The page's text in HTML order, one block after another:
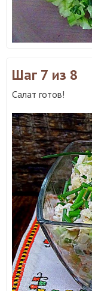
Шаг 7 из 8
Салат готов!